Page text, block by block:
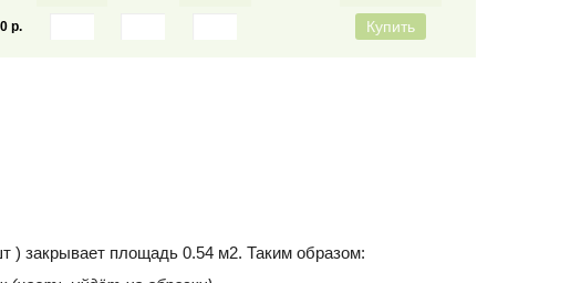
р. Купить
) закрывает площадь 0.54 м2. Таким образом: